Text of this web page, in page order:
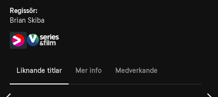
Regissör:
Brian Skiba
Liknande titlar Mer info Medverkande